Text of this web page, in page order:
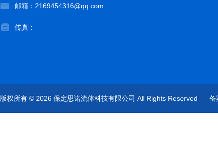
邮箱：2169454316@qq.com
传真：
版权所有 © 2026 保定思诺流体科技有限公司 All Rights Reserved 备